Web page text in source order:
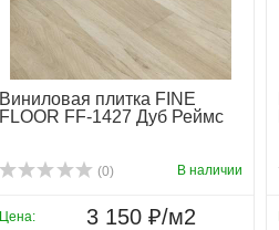
Виниловая плитка FINE
FLOOR FF-1427 Дуб Реймс
(0) В наличии
Цена: 3 150 ₽/м2